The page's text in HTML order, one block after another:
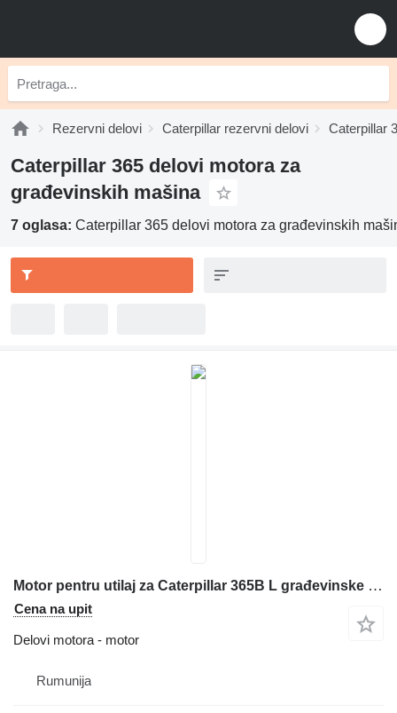
Rezervni delovi Caterpillar rezervni delovi Caterpillar
Caterpillar 365 delovi motora za
građevinskih mašina
7 oglasa: Caterpillar 365 delovi motora za građevinskih
Motor pentru utilaj za Caterpillar 365B L građevinske mašine
Cena na upit
Delovi motora - motor
Rumunija